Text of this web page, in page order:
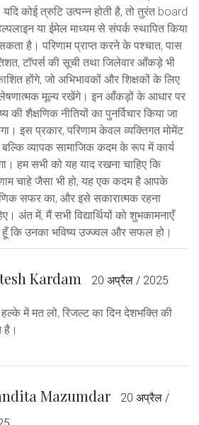
यदि कोई त्रुटि उत्पन्न होती है, तो तुरंत board
या ईमेल माध्यम से संपर्क स्थापित किया
है। परिणाम प्राप्त करने के पश्चात, पास
टॉपर्स की सूची तथा जिलेवार आँकड़े भी
होंगे, जो अभिभावकों और शिक्षकों के लिए
मूल्य रखेंगे। इन आँकड़ों के आधार पर
की शैक्षणिक नीतियों का पुनर्विचार किया जा
इस प्रकार, परिणाम केवल व्यक्तिगत मोमेंट
बल्कि व्यापक सामाजिक कदम के रूप में कार्य
हम सभी को यह याद रखना चाहिए कि
चाहे जैसा भी हो, यह एक कदम है आपके
सफर का, और इसे सकारात्मक रहना
अंत में, मैं सभी विद्यार्थियों को शुभकामनाएँ
हूँ कि उनका भविष्य उज्ज्वल और सफल हो।
Kardam 20 अप्रैल / 2025
हल्के में मत लो, रिजल्ट का दिन देशभक्ति की
है।
Mazumdar
20 अप्रैल /